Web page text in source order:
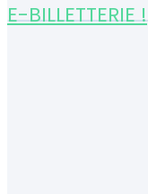
E-BILLETTERIE !